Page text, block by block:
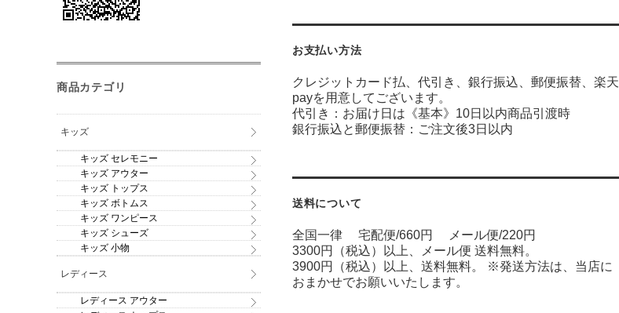
お支払い方法
クレジットカード払、代引き、銀行振込、郵便振替、楽天
payを用意してございます。
代引き：お届け日は《基本》10日以内商品引渡時
銀行振込と郵便振替：ご注文後3日以内
送料について
全国一律 宅配便/660円 メール便/220円
3300円（税込）以上、メール便 送料無料。
3900円（税込）以上、送料無料。 ※発送方法は、当店に
おまかせでお願いいたします。
商品カテゴリ
キッズ
キッズ セレモニー
キッズ アウター
キッズ トップス
キッズ ボトムス
キッズ ワンピース
キッズ シューズ
キッズ 小物
レディース
レディース アウター